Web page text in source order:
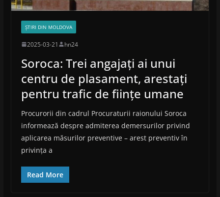
ȘTIRI DIN MOLDOVA
2025-03-21 hn24
Soroca: Trei angajați ai unui
centru de plasament, arestați
pentru trafic de ființe umane
Procurorii din cadrul Procuraturii raionului Soroca
informează despre admiterea demersurilor privind
aplicarea măsurilor preventive – arest preventiv în
privința a
Read More